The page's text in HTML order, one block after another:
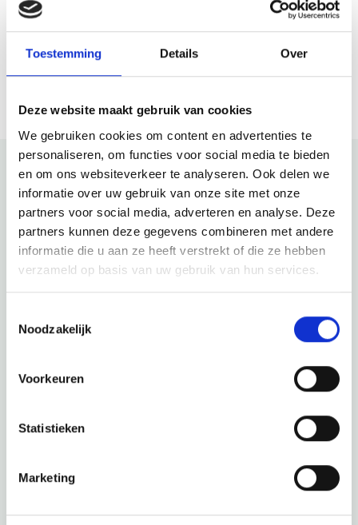
Toestemming Details Over
Deze website maakt gebruik van cookies
We gebruiken cookies om content en advertenties te
personaliseren, om functies voor social media te bieden
en om ons websiteverkeer te analyseren. Ook delen we
informatie over uw gebruik van onze site met onze
partners voor social media, adverteren en analyse. Deze
partners kunnen deze gegevens combineren met andere
informatie die u aan ze heeft verstrekt of die ze hebben
verzameld op basis van uw gebruik van hun services.
Noodzakelijk
Voorkeuren
Statistieken
Marketing
Freitag10:30 - 17:30
Samstag
10:30 - 17:30
SonntagGesloten
Schau auch mal
Entdecke den Rest der Region! Schau dir die anderen
Websites an, um zu sehen, was diese wunderschöne
Umgebung noch zu bieten hat.